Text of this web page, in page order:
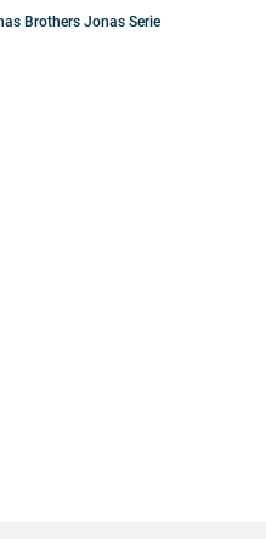
Brothers Jonas Serie